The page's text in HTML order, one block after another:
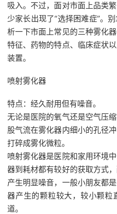
吸入。不过，面对市面上品类
少家长出现了“选择困难症”。
析一下市面上常见的三种雾化
特征、药物的特点、临床症状
装置。
喷射雾化器
特点：经久耐用但有噪音。
无论是医院的氧气还是空气压
股气流在雾化器内细小的孔径
打碎成雾化微粒。
喷射雾化器是医院和家用环境
器到耗材都有较好的获取方式
产生明显噪音，一般小朋友都
器产生的颗粒较大，较小颗粒
道。